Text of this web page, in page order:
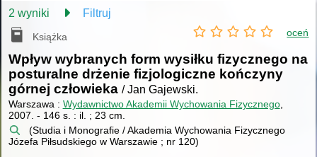
2 wyniki Filtruj
Książka oceń
Wpływ wybranych form wysiłku fizycznego na
posturalne drżenie fizjologiczne kończyny
górnej człowieka / Jan Gajewski.
Warszawa : Wydawnictwo Akademii Wychowania Fizycznego,
2007. - 146 s. : il. ; 23 cm.
(Studia i Monografie / Akademia Wychowania Fizycznego
Józefa Piłsudskiego w Warszawie ; nr 120)